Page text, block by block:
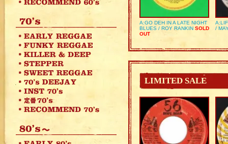
A:GO DEH IN A LATE NIGHT
BLUES / ROY RANKIN SOLD
OUT
/
LIMITED SALE